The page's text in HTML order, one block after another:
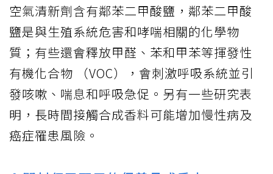
空氣清新劑含有鄰苯二甲酸鹽，鄰苯二甲酸
鹽是與生殖系統危害和哮喘相關的化學物
質；有些還會釋放甲醛、苯和甲苯等揮發性
有機化合物 （VOC），會刺激呼吸系統並引
發咳嗽、喘息和呼吸急促。另有一些研究表
明，長時間接觸合成香料可能增加慢性病及
癌症罹患風險。